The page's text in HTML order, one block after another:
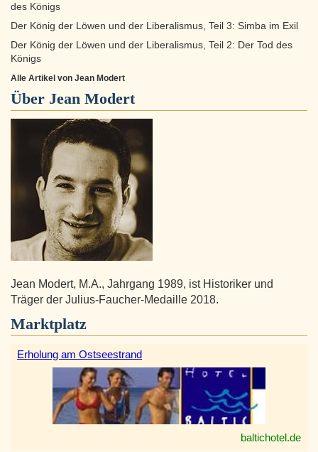
des Königs
Der König der Löwen und der Liberalismus, Teil 3: Simba im Exil
Der König der Löwen und der Liberalismus, Teil 2: Der Tod des
Königs
Alle Artikel von Jean Modert
Über Jean Modert
Jean Modert, M.A., Jahrgang 1989, ist Historiker und
Träger der Julius-Faucher-Medaille 2018.
Marktplatz
Erholung am Ostseestrand
baltichotel.de